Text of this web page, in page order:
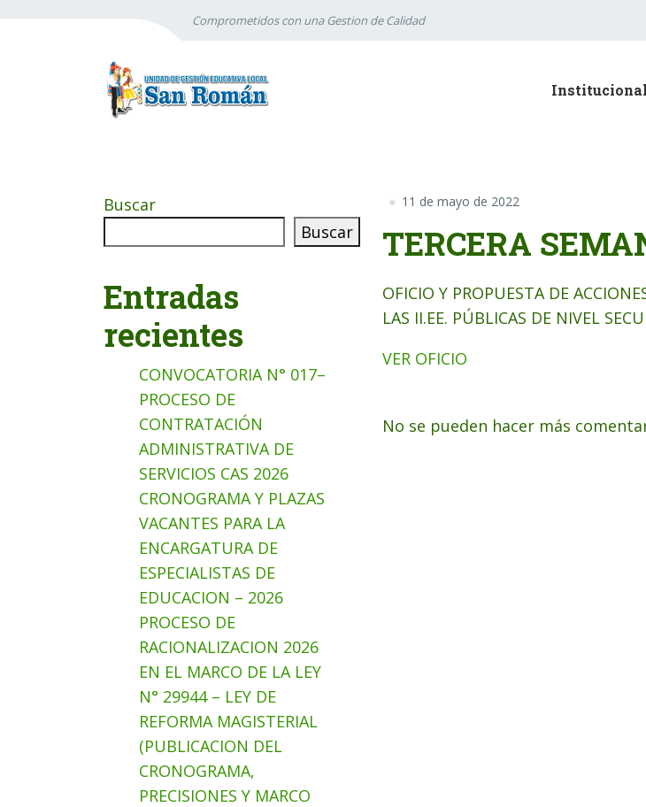
Comprometidos con una Gestion de Calidad
Institucional
11 de mayo de 2022
TERCERA
OFICIO Y PROPUESTA DE
LAS II.EE. PÚBLICAS DE NIVEL
VER OFICIO
No se pueden hacer más
Buscar
Buscar
Entradas
recientes
CONVOCATORIA N° 017–
PROCESO DE
CONTRATACIÓN
ADMINISTRATIVA DE
SERVICIOS CAS 2026
CRONOGRAMA Y PLAZAS
VACANTES PARA LA
ENCARGATURA DE
ESPECIALISTAS DE
EDUCACION – 2026
PROCESO DE
RACIONALIZACION 2026
EN EL MARCO DE LA LEY
N° 29944 – LEY DE
REFORMA MAGISTERIAL
(PUBLICACION DEL
CRONOGRAMA,
PRECISIONES Y MARCO